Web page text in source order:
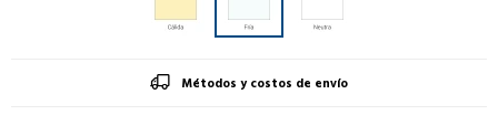
Métodos y costos de envío